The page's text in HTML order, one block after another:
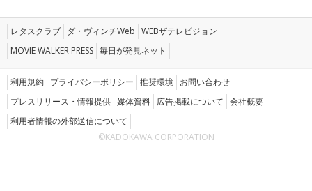
レタスクラブ ダ・ヴィンチWeb WEBザテレビジョン
MOVIE WALKER PRESS 毎日が発見ネット
利用規約 プライバシーポリシー 推奨環境 お問い合わせ
プレスリリース・情報提供 媒体資料 広告掲載について 会社概要
利用者情報の外部送信について
©KADOKAWA CORPORATION